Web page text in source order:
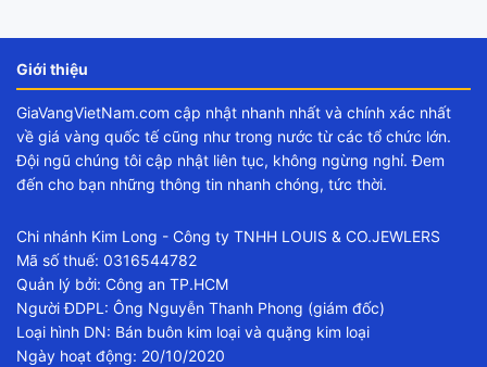
Giới thiệu
GiaVangVietNam.com cập nhật nhanh nhất và chính xác nhất
về giá vàng quốc tế cũng như trong nước từ các tổ chức lớn.
Đội ngũ chúng tôi cập nhật liên tục, không ngừng nghỉ. Đem
đến cho bạn những thông tin nhanh chóng, tức thời.
Chi nhánh Kim Long - Công ty TNHH LOUIS & CO.JEWLERS
Mã số thuế: 0316544782
Quản lý bởi: Công an TP.HCM
Người ĐDPL: Ông Nguyễn Thanh Phong (giám đốc)
Loại hình DN: Bán buôn kim loại và quặng kim loại
Ngày hoạt động: 20/10/2020